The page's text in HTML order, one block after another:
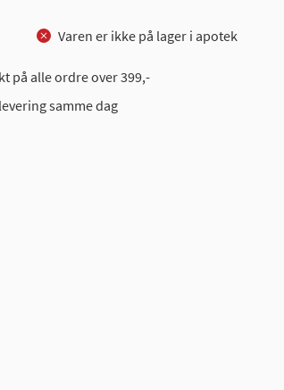
Varen er ikke på lager i apotek
på alle ordre over 399,-
samme dag